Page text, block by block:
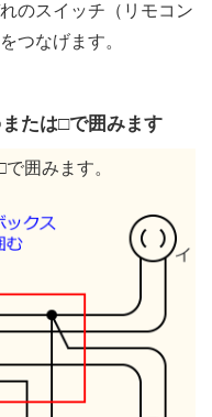
のスイッチ（リモコン
つなげます。
たは□で囲みます
囲みます。